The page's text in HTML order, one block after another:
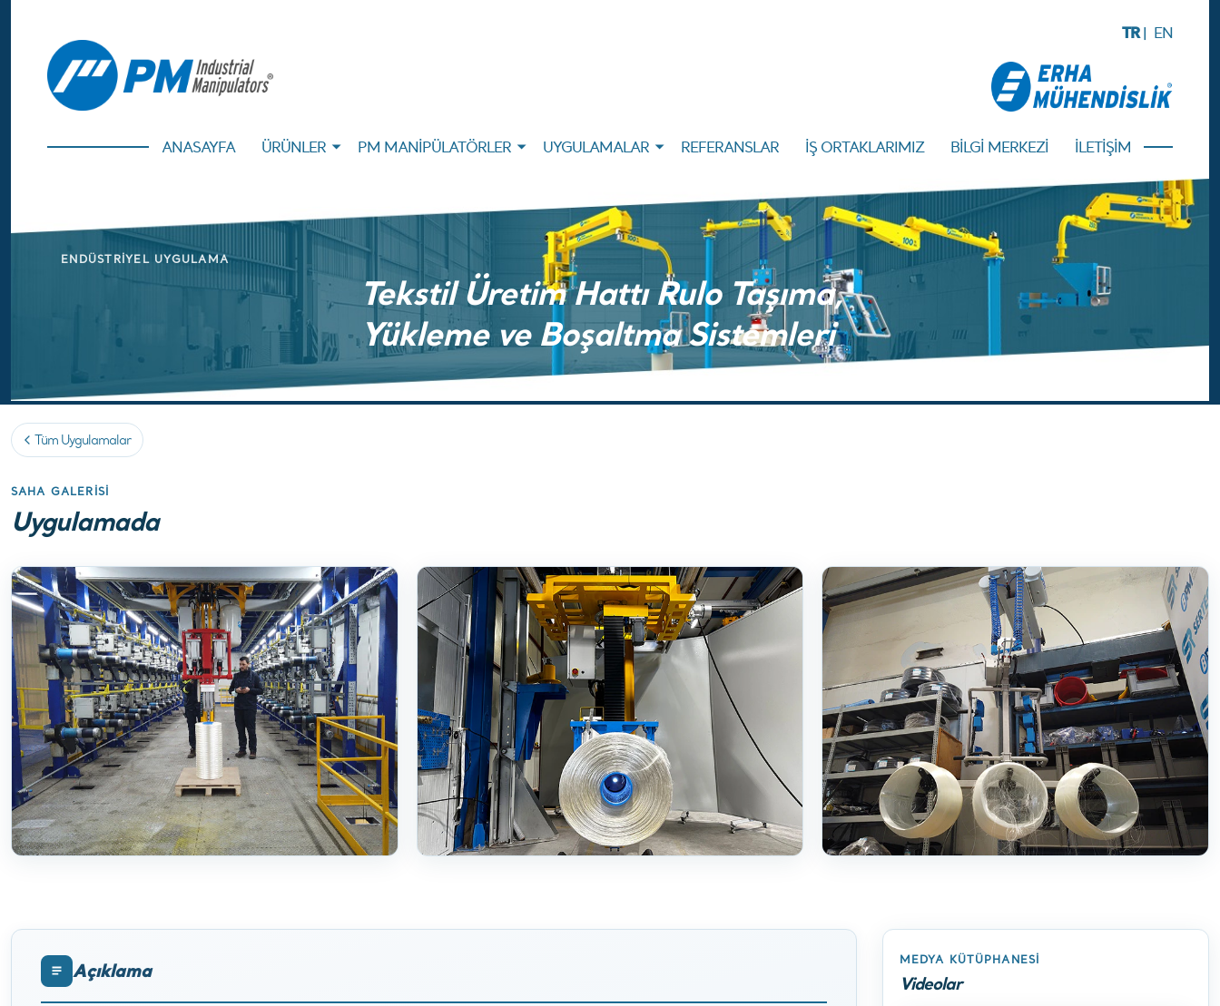
TR| EN
ANASAYFA ÜRÜNLER PM MANİPÜLATÖRLER UYGULAMALAR REFERANSLAR İŞ ORTAKLARIMIZ BİLGİ MERKEZİ İLETİŞİM
ENDÜSTRIYEL UYGULAMA
Tekstil Üretim Hattı Rulo Taşıma,
Yükleme ve Boşaltma Sistemleri
Tüm Uygulamalar
SAHA GALERISI
Uygulamada
Açıklama
MEDYA KÜTÜPHANESI
Videolar